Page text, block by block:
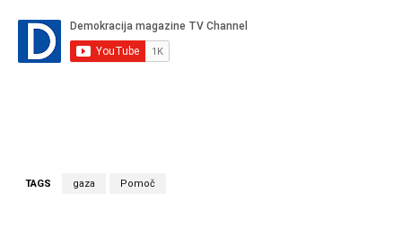
TAGS gaza Pomoč